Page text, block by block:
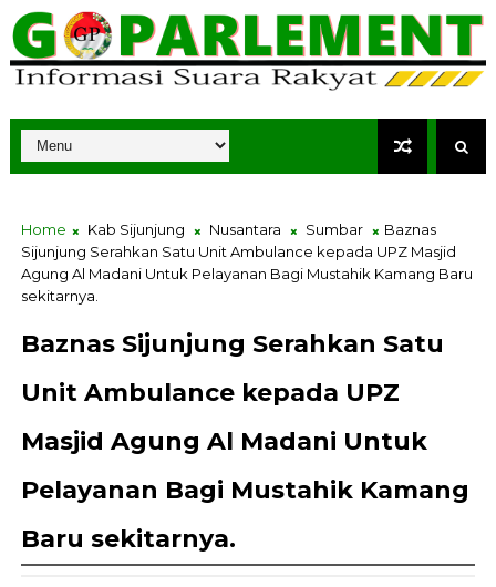
Home Kab Sijunjung Nusantara Sumbar
Baznas
Sijunjung Serahkan Satu Unit Ambulance kepada UPZ Masjid
Agung Al Madani Untuk Pelayanan Bagi Mustahik Kamang Baru
sekitarnya.
Baznas Sijunjung Serahkan Satu
Unit Ambulance kepada UPZ
Masjid Agung Al Madani Untuk
Pelayanan Bagi Mustahik Kamang
Baru sekitarnya.